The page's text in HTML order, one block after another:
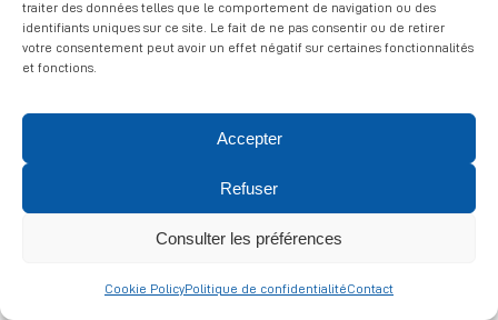
traiter des données telles que le comportement de navigation ou des
identifiants uniques sur ce site. Le fait de ne pas consentir ou de retirer
votre consentement peut avoir un effet négatif sur certaines fonctionnalités
et fonctions.
Accepter
Refuser
Consulter les préférences
Cookie PolicyPolitique de confidentialitéContact
© 2026 ALIS | All rights reserved
légales